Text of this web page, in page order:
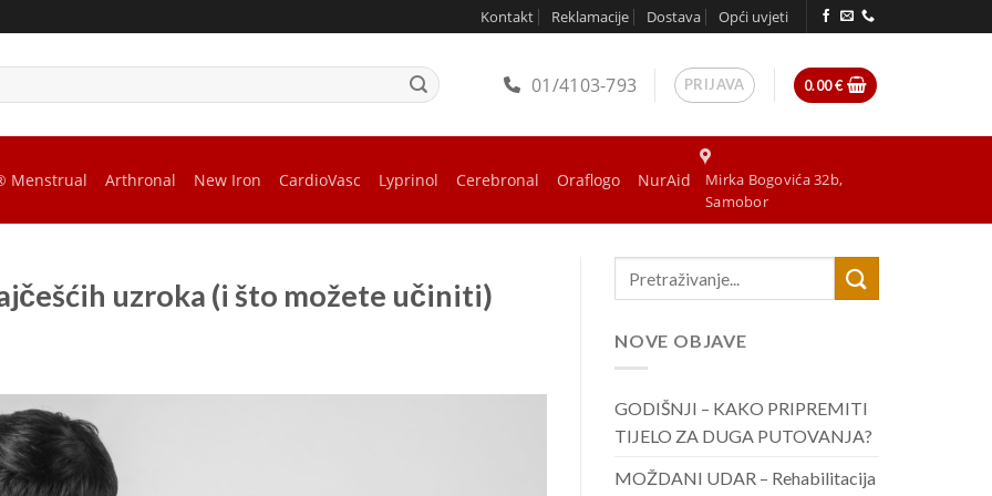
Kontakt Reklamacije Dostava Opći uvjeti
01/4103-793 PRIJAVA 0.00€
Menstrual Arthronal New Iron CardioVasc Lyprinol Cerebronal Oraflogo NurAid
Mirka Bogovića 32b,
Samobor
uzroka (i što možete učiniti)
NOVE OBJAVE
GODIŠNJI – KAKO PRIPREMITI
TIJELO ZA DUGA PUTOVANJA?
MOŽDANI UDAR – Rehabilitacija